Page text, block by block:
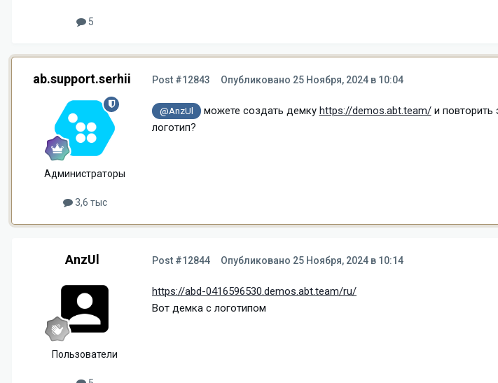
5
ab.support.serhii
Администраторы
3,6 тыс
Post #12843 Опубликовано 25 Ноября, 2024 в 10:04
@AnzUl можете создать демку https://demos.abt.team/и повторить
логотип?
AnzUl
Пользователи
Post #12844 Опубликовано 25 Ноября, 2024 в 10:14
https://abd-0416596530.demos.abt.team/ru/
Вот демка с логотипом